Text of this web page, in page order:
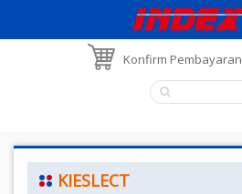
Konfirm Pembayaran
KIESLECT